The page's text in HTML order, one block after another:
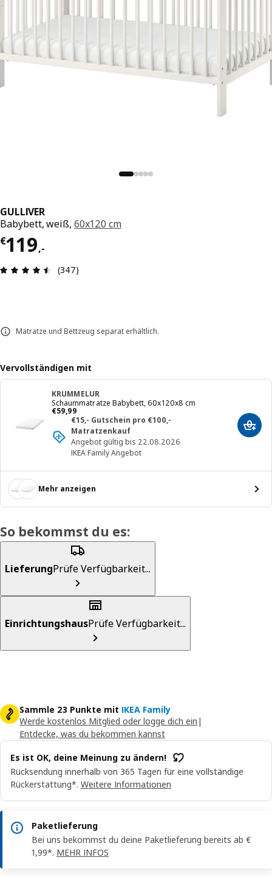
GULLIVER
Babybett, weiß,60x120 cm
€119,-
Preis € 119,-
Produktbewertung: 4.5 von 5 Sterne Alle
(347)
Matratze und Bettzeug separat erhältlich.
Vervollständigen mit
KRUMMELUR
Schaummatratze Babybett, 60x120x8 cm
€59,99
Preis € 59,99
€15,- Gutschein pro €100,-
Matratzenkauf
Angebot gültig bis 22.08.2026
IKEA Family Angebot
In
Mehr anzeigen
So bekommst du es:
LieferungPrüfe Verfügbarkeit...
EinrichtungshausPrüfe Verfügbarkeit...
Sammle 23 Punkte mit IKEA Family
Werde kostenlos Mitglied oder logge dich ein |
Entdecke, was du bekommen kannst
Es ist OK, deine Meinung zu ändern!
Rücksendung innerhalb von 365 Tagen für eine vollständige
Rückerstattung*. Weitere Informationen
Paketlieferung
Bei uns bekommst du deine Paketlieferung bereits ab €
1,99*. MEHR INFOS